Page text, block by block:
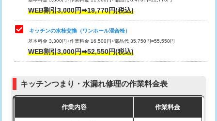
給水管工事※（塩ビ管（VP・HI）使
用（追加）/3ｍ超え)
給水管工事※（ライニング鋼管・銅
管・ポリ管・HT管使用/3ｍまで)
44,000円
管・ポリ管・HT管使用/3ｍ超え)
排水管工事（土の掘削・埋め戻し作
11,000円~
止水・漏水調査・防水処理・清掃・修
理・調整・分解・加工など（重作業）
33,000円
お風呂タンク脱着
その他部品の脱着
WEB割引3,000円➡19,770円(税込)
キッチンの水栓交換（ワンホール混合栓）
基本料金 3,300円+作業料金 16,500円+部品代 35,750円=55,550円
WEB割引3,000円➡52,550円(税込)
キッチンつまり・水漏れ修理の作業料金表
作業内容 作業料金